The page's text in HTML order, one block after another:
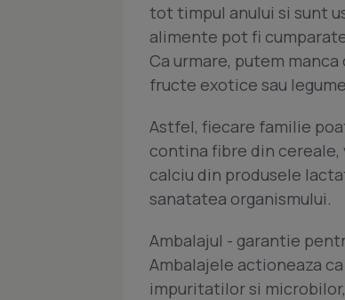
tot timpul anului si sunt
alimente pot fi
Ca urmare, putem
fructe exotice sau
Astfel, fiecare familie
contina fibre din
calciu din produsele
sanatatea organismului.
Ambalajul - garantie
Ambalajele actioneaza
impuritatilor si